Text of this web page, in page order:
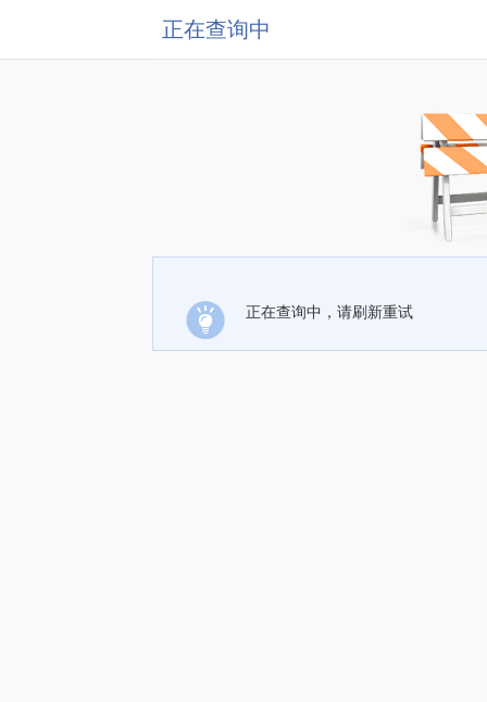
正在查询中
正在查询中，请刷新重试